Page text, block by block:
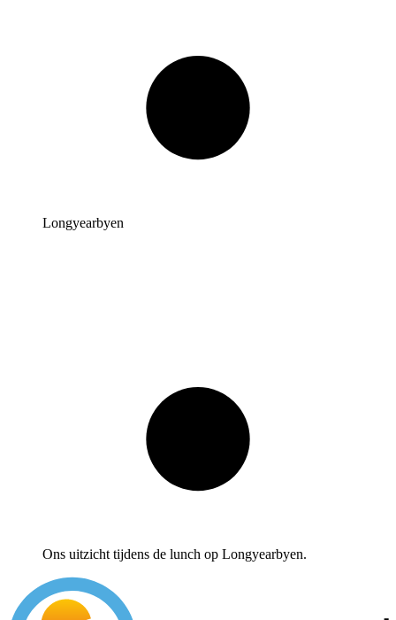
Longyearbyen
Ons uitzicht tijdens de lunch op Longyearbyen.